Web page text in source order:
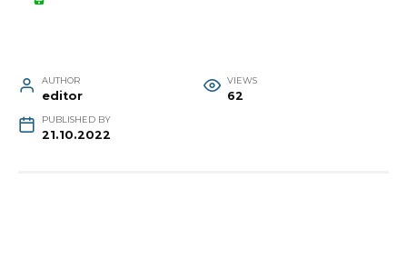
AUTHOR
editor
VIEWS
62
PUBLISHED BY
21.10.2022